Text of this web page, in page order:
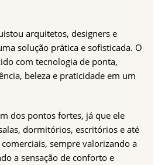
arquitetos, designers e
solução prática e sofisticada. O
com tecnologia de ponta,
beleza e praticidade em um
dos pontos fortes, já que ele
dormitórios, escritórios e até
sempre valorizando a
a sensação de conforto e